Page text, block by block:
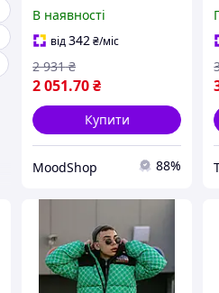
LightUA сучасна модна
куртка для хлопців
cross mood
В наявності
від342₴/міс
2 051.70₴
2 931 ₴
Купити
MoodShop 88%